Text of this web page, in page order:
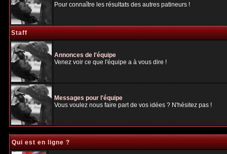
Pour connaître les résultats des autres patineurs !
Staff
Annonces de l'équipe
Venez voir ce que l'équipe a à vous dire !
Messages pour l'équipe
Vous voulez nous faire part de vos idées ? N'hésitez pas !
Qui est en ligne ?